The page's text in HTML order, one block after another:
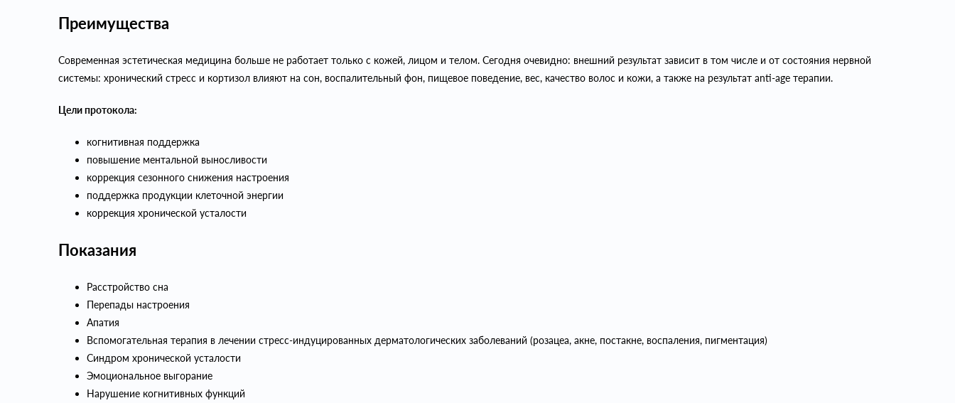
Преимущества
Современная эстетическая медицина больше не работает только с кожей, лицом и телом. Сегодня очевидно: внешний результат зависит в том числе и от состояния нервной
системы: хронический стресс и кортизол влияют на сон, воспалительный фон, пищевое поведение, вес, качество волос и кожи, а также на результат anti-age терапии.
Цели протокола:
когнитивная поддержка
повышение ментальной выносливости
коррекция сезонного снижения настроения
поддержка продукции клеточной энергии
коррекция хронической усталости
Показания
Расстройство сна
Перепады настроения
Апатия
Вспомогательная терапия в лечении стресс-индуцированных дерматологических заболеваний (розацеа, акне, постакне, воспаления, пигментация)
Синдром хронической усталости
Эмоциональное выгорание
Нарушение когнитивных функций